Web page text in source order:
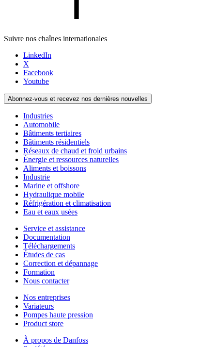
Suivre nos chaînes internationales
LinkedIn
X
Facebook
Youtube
Abonnez-vous et recevez nos dernières nouvelles
Industries
Automobile
Bâtiments tertiaires
Bâtiments résidentiels
Réseaux de chaud et froid urbains
Énergie et ressources naturelles
Aliments et boissons
Industrie
Marine et offshore
Hydraulique mobile
Réfrigération et climatisation
Eau et eaux usées
Service et assistance
Documentation
Téléchargements
Études de cas
Correction et dépannage
Formation
Nous contacter
Nos entreprises
Variateurs
Pompes haute pression
Product store
À propos de Danfoss